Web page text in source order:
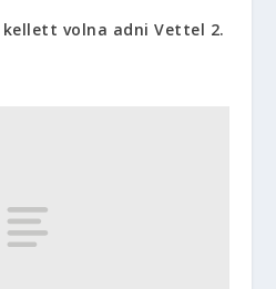
volna adni Vettel 2.